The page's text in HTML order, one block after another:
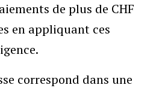
de plus de CHF
en appliquant ces
correspond dans une